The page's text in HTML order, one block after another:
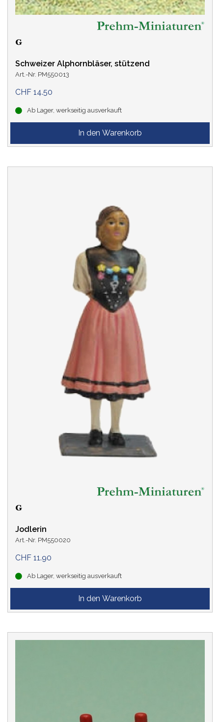
Schweizer Alphornbläser, stützend
Art.-Nr. PM550013
CHF 14.50
Ab Lager, werkseitig ausverkauft
Jodlerin
Art.-Nr. PM550020
CHF 11.90
Ab Lager, werkseitig ausverkauft